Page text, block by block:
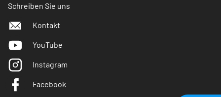
Schreiben Sie uns
Kontakt
YouTube
Instagram
Facebook